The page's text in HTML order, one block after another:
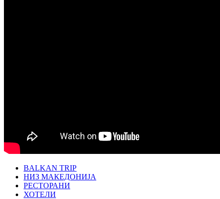
BALKAN TRIP
НИЗ МАКЕДОНИЈА
РЕСТОРАНИ
ХОТЕЛИ